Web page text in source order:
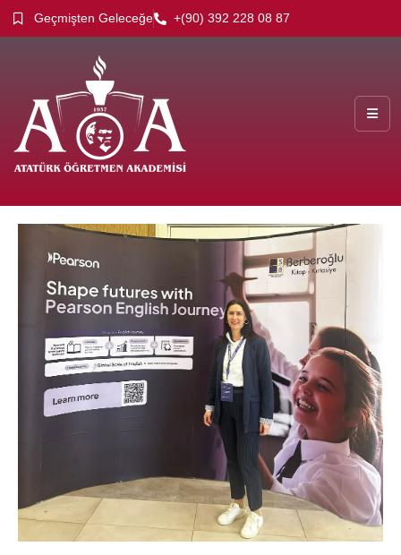
Geçmişten Geleceğe +(90) 392 228 08 87